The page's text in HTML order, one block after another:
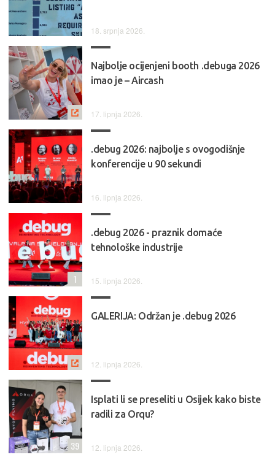
18. srpnja 2026.
Najbolje ocijenjeni booth .debuga 2026
imao je – Aircash
17. lipnja 2026.
.debug 2026: najbolje s ovogodišnje
konferencije u 90 sekundi
16. lipnja 2026.
.debug 2026 - praznik domaće
tehnološke industrije
15. lipnja 2026.
1
GALERIJA: Održan je .debug 2026
12. lipnja 2026.
Isplati li se preseliti u Osijek kako biste
radili za Orqu?
12. lipnja 2026.
39